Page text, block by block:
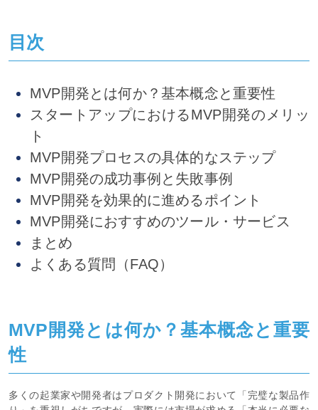
目次
MVP開発とは何か？基本概念と重要性
スタートアップにおけるMVP開発のメリッ
ト
MVP開発プロセスの具体的なステップ
MVP開発の成功事例と失敗事例
MVP開発を効果的に進めるポイント
MVP開発におすすめのツール・サービス
まとめ
よくある質問（FAQ）
MVP開発とは何か？基本概念と重要
性
多くの起業家や開発者はプロダクト開発において「完璧な製品作